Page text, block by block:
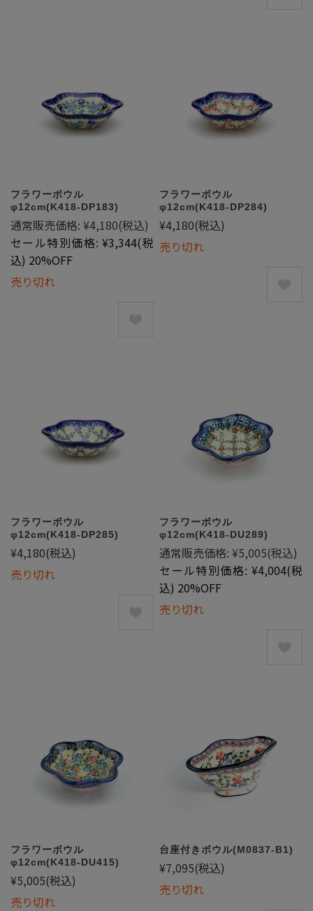
フラワーボウル
φ12cm(K418-DP183)
通常販売価格: ¥4,180(税込)
セール特別価格: ¥3,344(税
込) 20%OFF
売り切れ
フラワーボウル
φ12cm(K418-DP284)
¥4,180(税込)
売り切れ
フラワーボウル
φ12cm(K418-DP285)
¥4,180(税込)
売り切れ
フラワーボウル
φ12cm(K418-DU289)
通常販売価格: ¥5,005(税込)
セール特別価格: ¥4,004(税
込) 20%OFF
売り切れ
フラワーボウル
φ12cm(K418-DU415)
¥5,005(税込)
売り切れ
台座付きボウル(M0837-B1)
¥7,095(税込)
売り切れ